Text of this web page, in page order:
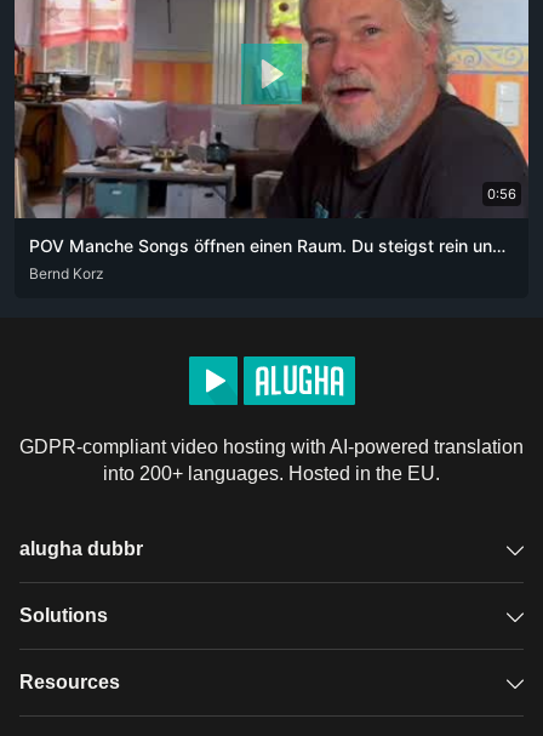
0:56
POV Manche Songs öffnen einen Raum. Du steigst rein und weißt nicht mehr, wie lange du schon drin bist.
DEU
Bernd Korz
GDPR-compliant video hosting with AI-powered translation
into 200+ languages. Hosted in the EU.
alugha dubbr
Overview
Solutions
GDPR video hosting
Resources